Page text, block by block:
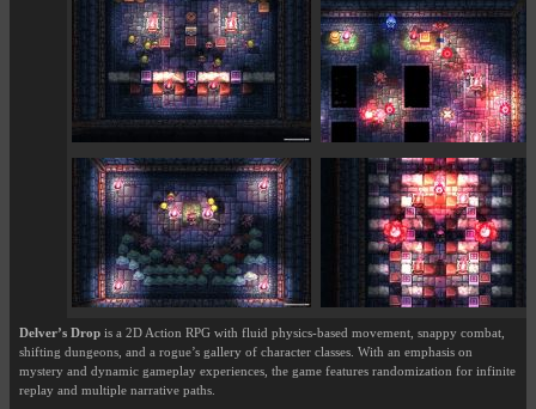
Delver’s Drop is a 2D Action RPG with fluid physics-based movement, snappy combat,
shifting dungeons, and a rogue’s gallery of character classes. With an emphasis on
mystery and dynamic gameplay experiences, the game features randomization for infinite
replay and multiple narrative paths.